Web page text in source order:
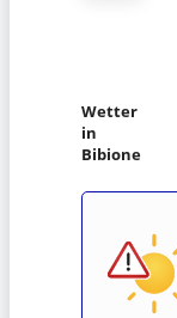
Wetter
in
Bibione